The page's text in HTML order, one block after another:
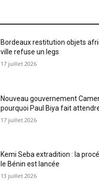
Bordeaux restitution objets
ville refuse un legs
17 juillet 2026
Nouveau gouvernement
pourquoi Paul Biya fait
17 juillet 2026
Kemi Seba extradition : la
le Bénin est lancée
13 juillet 2026